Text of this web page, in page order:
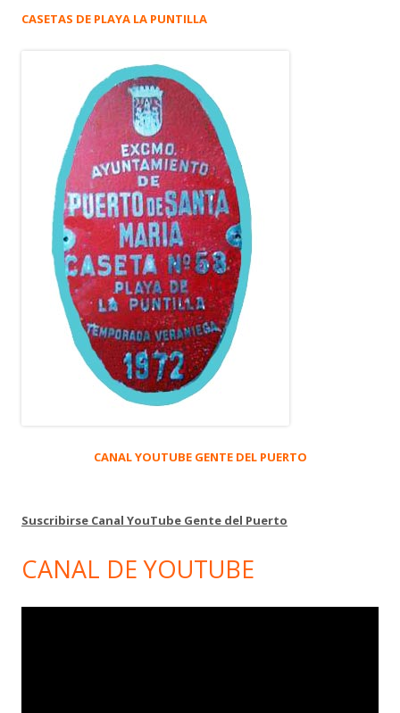
CASETAS DE PLAYA LA PUNTILLA
CANAL YOUTUBE GENTE DEL PUERTO
Suscribirse Canal YouTube Gente del Puerto
CANAL DE YOUTUBE